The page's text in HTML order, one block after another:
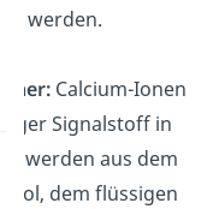
werden.
Calcium-Ionen
Signalstoff in
werden aus dem
dem flüssigen